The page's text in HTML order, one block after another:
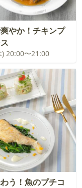
やか！チキンプ
20:00〜21:00
う！魚のプチコ